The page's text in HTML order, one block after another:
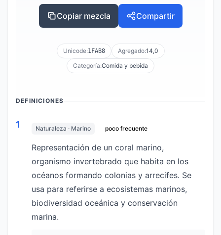
Copiar mezcla Compartir
Unicode:1FAB8 Agregado:14,0
Categoría:Comida y bebida
DEFINICIONES
1 Naturaleza · Marino poco frecuente
Representación de un coral marino,
organismo invertebrado que habita en los
océanos formando colonias y arrecifes. Se
usa para referirse a ecosistemas marinos,
biodiversidad oceánica y conservación
marina.